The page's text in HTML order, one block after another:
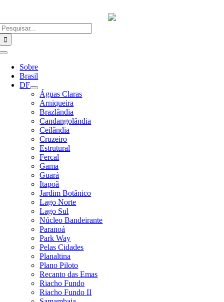
o
conteúdo
Alternar
Navegação
Sobre
Brasil
DF
Águas Claras
Arniqueira
Brazlândia
Candangolândia
Ceilândia
Cruzeiro
Estrutural
Fercal
Gama
Guará
Itapoã
Jardim Botânico
Lago Norte
Lago Sul
Núcleo Bandeirante
Paranoá
Park Way
Pelas Cidades
Planaltina
Plano Piloto
Recanto das Emas
Riacho Fundo
Riacho Fundo II